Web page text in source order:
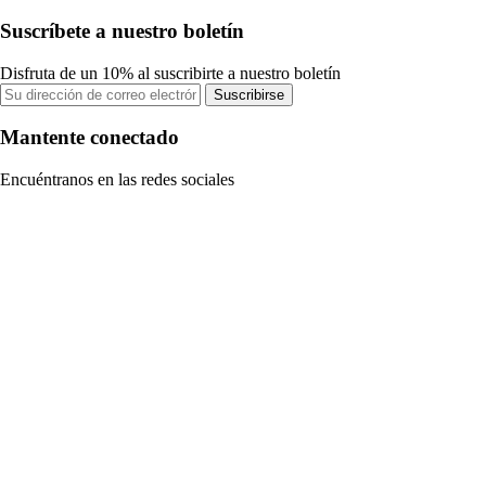
Suscríbete a nuestro boletín
Disfruta de un 10% al suscribirte a nuestro boletín
Suscribirse
Mantente conectado
Encuéntranos en las redes sociales